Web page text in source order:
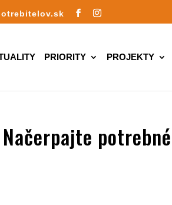
PRIORITY PROJEKTY
potrebné